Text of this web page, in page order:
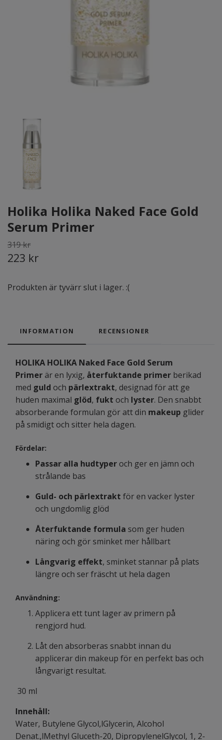
Holika Holika Naked Face Gold
Serum Primer
319 kr
223 kr
Produkten är tyvärr slut i lager. :(
INFORMATION RECENSIONER
HOLIKA HOLIKA Naked Face Gold Serum
Primerär en lyxig, återfuktande primer berikad
med guld och pärlextrakt, designad för att ge
huden maximal glöd, fukt och lyster. Den snabbt
absorberande formulan gör att din makeup glider
på smidigt och sitter hela dagen.
Fördelar:
Passar alla hudtyperoch ger en jämn och
strålande bas
Guld- och pärlextrakt för en vacker lyster
och ungdomlig glöd
Återfuktande formula som ger huden
näring och gör sminket mer hållbart
Långvarig effekt, sminket stannar på plats
längre och ser fräscht ut hela dagen
Användning:
Applicera ett tunt lager av primern på
rengjord hud.
Låt den absorberas snabbt innan du
applicerar din makeup för en perfekt bas och
långvarigt resultat.
30 ml
Innehåll:
Water, Butylene Glycol,lGlycerin, Alcohol
Denat.,lMethyl Gluceth-20, DipropylenelGlycol, 1, 2-